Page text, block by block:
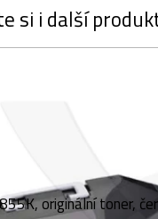
si i další
originální toner,